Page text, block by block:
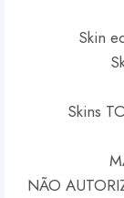
Skin
Skins
NÃO